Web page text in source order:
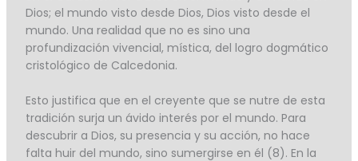
Dios; el mundo visto desde Dios, Dios visto desde el
mundo. Una realidad que no es sino una
profundización vivencial, mística, del logro dogmático
cristológico de Calcedonia.
Esto justifica que en el creyente que se nutre de esta
tradición surja un ávido interés por el mundo. Para
descubrir a Dios, su presencia y su acción, no hace
falta huir del mundo, sino sumergirse en él (8). En la